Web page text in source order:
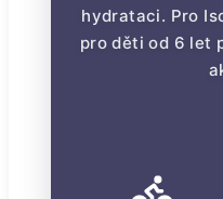
hydrataci. Pro
pro děti od 6 let